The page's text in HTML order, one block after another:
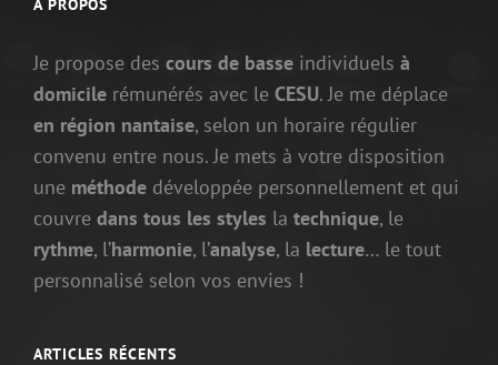
Je propose des cours de basse individuels à
domicile rémunérés avec le CESU. Je me déplace
en région nantaise, selon un horaire régulier
convenu entre nous. Je mets à votre disposition
une méthode développée personnellement et qui
couvre dans tous les styles la technique, le
rythme, l’harmonie, l’analyse, la lecture… le tout
personnalisé selon vos envies !
ARTICLES RÉCENTS